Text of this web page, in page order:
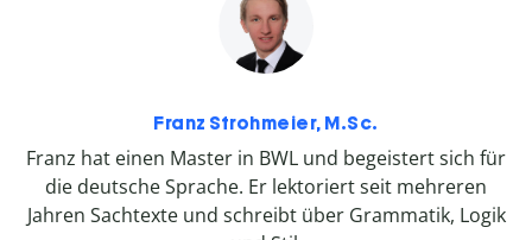
Franz Strohmeier, M.Sc.
Franz hat einen Master in BWL und begeistert sich für
die deutsche Sprache. Er lektoriert seit mehreren
Jahren Sachtexte und schreibt über Grammatik, Logik